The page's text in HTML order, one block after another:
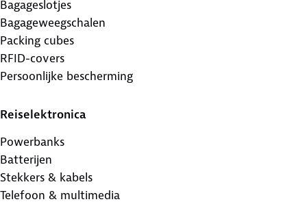
Bagageslotjes
Bagageweegschalen
Packing cubes
RFID-covers
Persoonlijke bescherming
Reiselektronica
Powerbanks
Batterijen
Stekkers & kabels
Telefoon & multimedia